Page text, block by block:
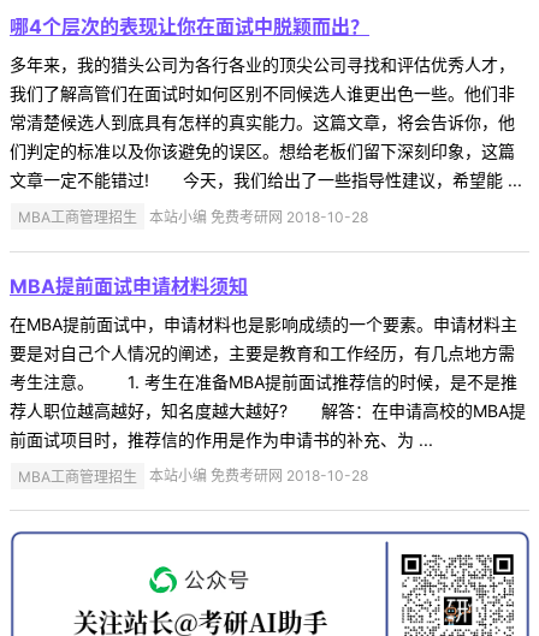
哪4个层次的表现让你在面试中脱颖而出？
多年来，我的猎头公司为各行各业的顶尖公司寻找和评估优秀人才，
我们了解高管们在面试时如何区别不同候选人谁更出色一些。他们非
常清楚候选人到底具有怎样的真实能力。这篇文章，将会告诉你，他
们判定的标准以及你该避免的误区。想给老板们留下深刻印象，这篇
文章一定不能错过! 今天，我们给出了一些指导性建议，希望能 ...
MBA工商管理招生 本站小编 免费考研网 2018-10-28
MBA提前面试申请材料须知
在MBA提前面试中，申请材料也是影响成绩的一个要素。申请材料主
要是对自己个人情况的阐述，主要是教育和工作经历，有几点地方需
考生注意。 1. 考生在准备MBA提前面试推荐信的时候，是不是推
荐人职位越高越好，知名度越大越好? 解答：在申请高校的MBA提
前面试项目时，推荐信的作用是作为申请书的补充、为 ...
MBA工商管理招生 本站小编 免费考研网 2018-10-28